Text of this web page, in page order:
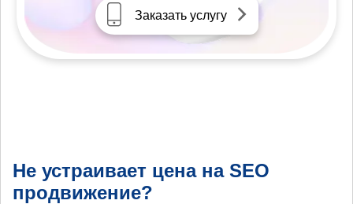
Заказать услугу
Не устраивает цена на SEO
продвижение?